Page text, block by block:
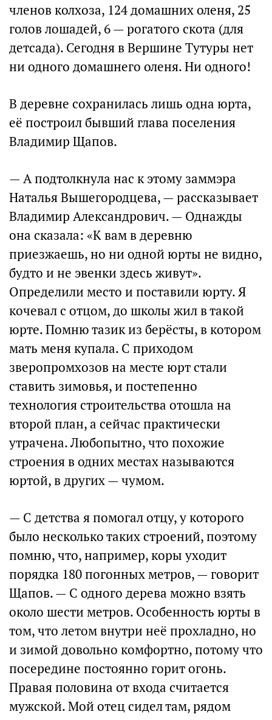
членов колхоза, 124 домашних оленя, 25
голов лошадей, 6 — рогатого скота (для
детсада). Сегодня в Вершине Тутуры нет
ни одного домашнего оленя. Ни одного!
В деревне сохранилась лишь одна юрта,
её построил бывший глава поселения
Владимир Щапов.
— А подтолкнула нас к этому заммэра
Наталья Вышегородцева, — рассказывает
Владимир Александрович. — Однажды
она сказала: «К вам в деревню
приезжаешь, но ни одной юрты не видно,
будто и не эвенки здесь живут».
Определили место и поставили юрту. Я
кочевал с отцом, до школы жил в такой
юрте. Помню тазик из берёсты, в котором
мать меня купала. С приходом
зверопромхозов на месте юрт стали
ставить зимовья, и постепенно
технология строительства отошла на
второй план, а сейчас практически
утрачена. Любопытно, что похожие
строения в одних местах называются
юртой, в других — чумом.
— С детства я помогал отцу, у которого
было несколько таких строений, поэтому
помню, что, например, коры уходит
порядка 180 погонных метров, — говорит
Щапов. — С одного дерева можно взять
около шести метров. Особенность юрты в
том, что летом внутри неё прохладно, но
и зимой довольно комфортно, потому что
посередине постоянно горит огонь.
Правая половина от входа считается
мужской. Мой отец сидел там, рядом